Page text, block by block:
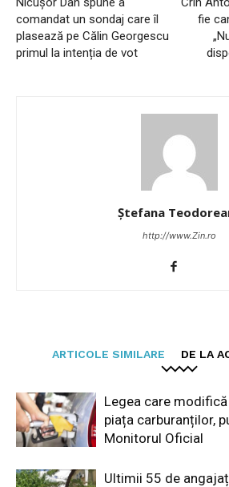
comandat un sondaj care îl
plasează pe Călin Georgescu
primul la intenția de vot
fie
Ștefana
http://www.Zin.ro
ARTICOLE SIMILARE DE LA
Legea care
piața carburanților,
Monitorul Oficial
Ultimii 55 de